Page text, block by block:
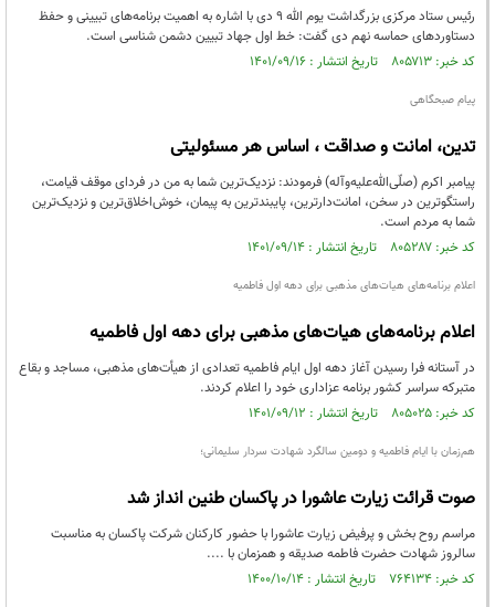
رئیس ستاد مرکزی بزرگداشت یوم الله ۹ دی با اشاره به اهمیت برنامه‌های تبیینی و حفظ
دستاوردهای حماسه نهم دی گفت: خط اول جهاد تبیین دشمن شناسی است.
کد خبر: ۸۰۵۷۱۳ تاریخ انتشار : ۱۴۰۱/۰۹/۱۶
پیام صبحگاهی
تدین، امانت و صداقت ، اساس هر مسئولیتی
پیامبر اکرم (صلّی‌الله‌علیه‌وآله) فرمودند: نزدیک‌ترین شما به من در فردای موقف قیامت،
راستگوترین در سخن، امانت‌دارترین، پایبندترین به پیمان، خوش‌اخلاق‌ترین و نزدیک‌ترین
شما به مردم است.
کد خبر: ۸۰۵۲۸۷ تاریخ انتشار : ۱۴۰۱/۰۹/۱۴
اعلام برنامه‌های هیات‌های مذهبی برای دهه اول فاطمیه
اعلام برنامه‌های هیات‌های مذهبی برای دهه اول فاطمیه
در آستانه فرا رسیدن آغاز دهه اول ایام فاطمیه تعدادی از هیأت‌های مذهبی، مساجد و بقاع
متبرکه سراسر کشور برنامه عزاداری خود را اعلام کردند.
کد خبر: ۸۰۵۰۲۵ تاریخ انتشار : ۱۴۰۱/۰۹/۱۲
هم‌زمان با ایام فاطمیه و دومین سالگرد شهادت سردار سلیمانی؛
صوت قرائت زیارت عاشورا در پاکسان طنین انداز شد
مراسم روح بخش و پرفیض زیارت عاشورا با حضور کارکنان شرکت پاکسان به مناسبت
سالروز شهادت حضرت فاطمه صدیقه و همزمان با ....
کد خبر: ۷۶۴۱۳۴ تاریخ انتشار : ۱۴۰۰/۱۰/۱۴